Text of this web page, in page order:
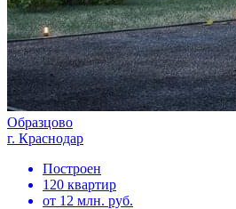
Образцово
г. Краснодар
Построен
120 квартир
от 12 млн. руб.